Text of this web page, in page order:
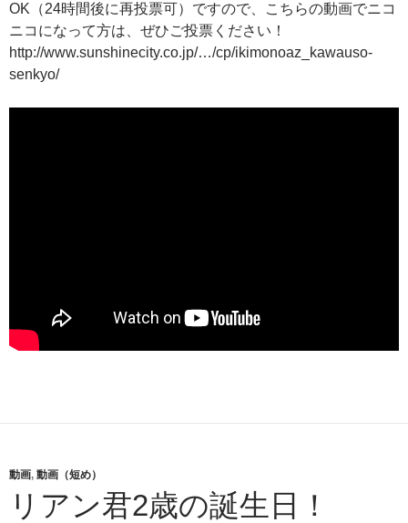
OK（24時間後に再投票可）ですので、こちらの動画でニコ
ニコになって方は、ぜひご投票ください！
http://www.sunshinecity.co.jp/…/cp/ikimonoaz_kawauso-
senkyo/
動画, 動画（短め）
リアン君2歳の誕生日！